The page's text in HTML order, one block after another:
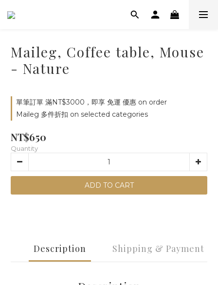
Maileg, Coffee table, Mouse
- Nature
單筆訂單 滿NT$3000，即享 免運 優惠 on order
Maileg 多件折扣 on selected categories
NT$650
Quantity
ADD TO CART
Description Shipping & Payment